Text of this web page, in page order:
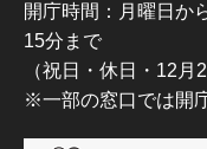
開庁時間：月曜日か
15分まで
（祝日・休日・12月
※一部の窓口では開